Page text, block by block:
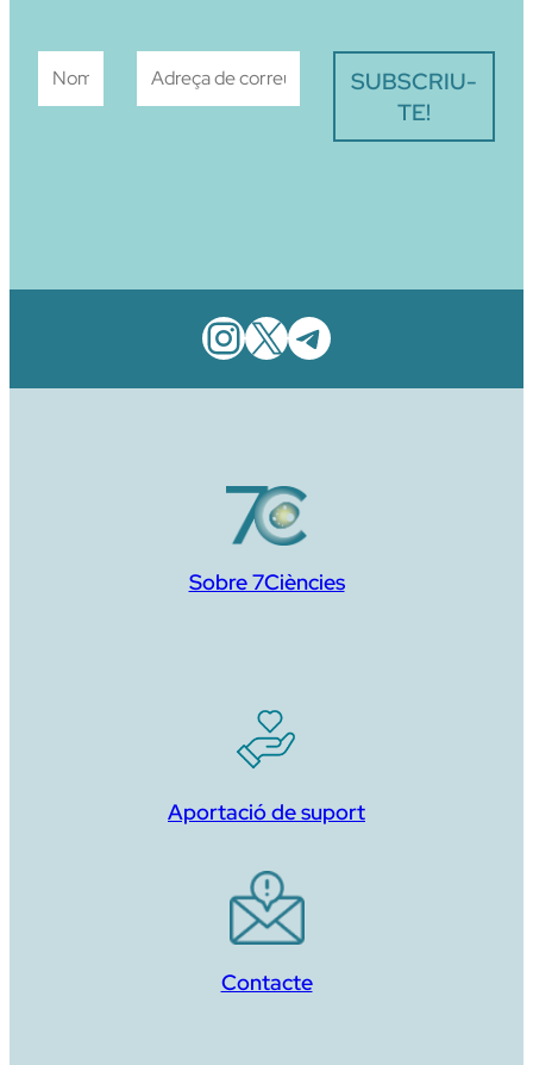
Instagram
X Telegram
Sobre 7Ciències
Aportació de suport
Contacte